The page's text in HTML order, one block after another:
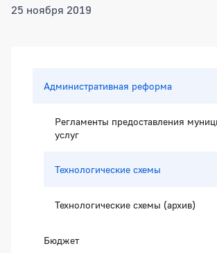
25 ноября 2019
Административная реформа
Регламенты предоставления
услуг
Технологические схемы
Технологические схемы (архив)
Бюджет